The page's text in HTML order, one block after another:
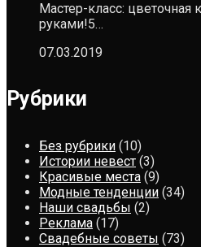
Мастер-класс:
руками!5…
07.03.2019
Рубрики
Без рубрики (10)
Истории невест (3)
Красивые места (9)
Модные тенденции (34)
Наши свадьбы (2)
Реклама (17)
Свадебные советы (73)